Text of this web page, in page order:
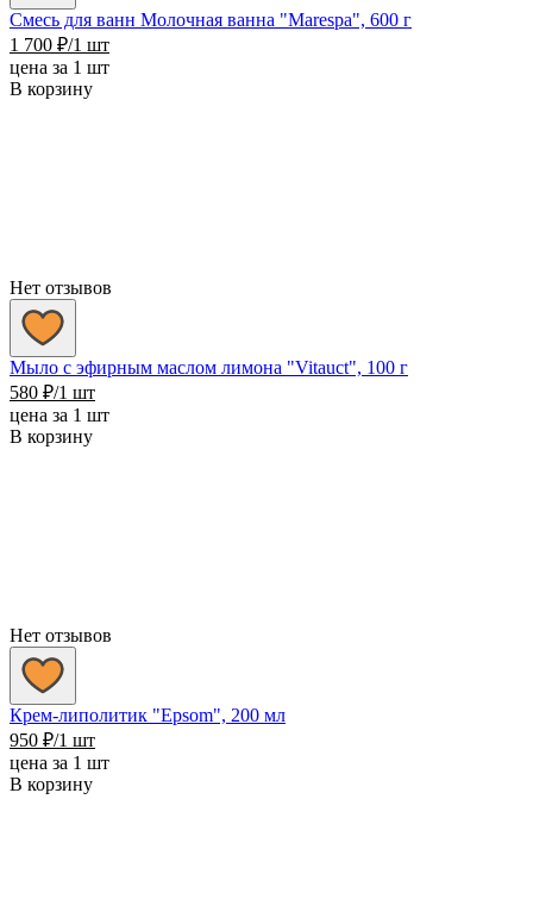
Смесь для ванн Молочная ванна "Marespa", 600 г
1 700 ₽/1 шт
цена за 1 шт
В корзину
Нет отзывов
Мыло с эфирным маслом лимона "Vitauct", 100 г
580 ₽/1 шт
цена за 1 шт
В корзину
Нет отзывов
Крем-липолитик "Epsom", 200 мл
950 ₽/1 шт
цена за 1 шт
В корзину